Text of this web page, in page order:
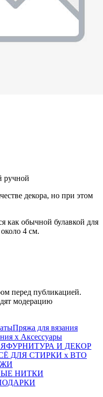
ручной
декора, но при этом
как обычной булавкой для
4 см.
перед публикацией.
модерацию
Пряжа для вязания
х Аксессуары
ФУРНИТУРА И ДЕКОР
ДЛЯ СТИРКИ х ВТО
НИТКИ